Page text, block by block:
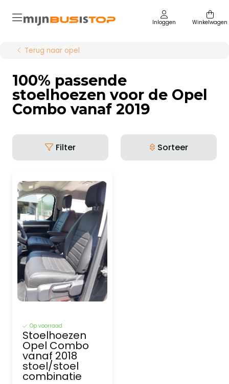
Inloggen Winkelwagen
Terug naar opel
100% passende
stoelhoezen voor de Opel
Combo vanaf 2019
Filter Sorteer
Op voorraad
Stoelhoezen
Opel Combo
vanaf 2018
stoel/stoel
combinatie